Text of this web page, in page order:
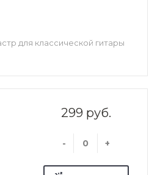
для классической гитары
299 руб.
- +